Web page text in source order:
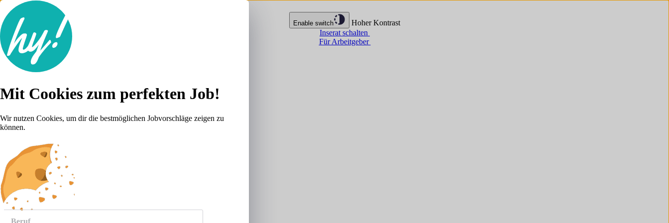
Enable switch
Hoher Kontrast
Inserat schalten
Für Arbeitgeber
Lebenslauf
Karriere-Tipps
Anmelden
weitere
Jobs anzeigen
Beruf
Mit Cookies zum perfekten Job!
Wir nutzen Cookies, um dir die bestmöglichen Jobvorschläge zeigen zu
können.